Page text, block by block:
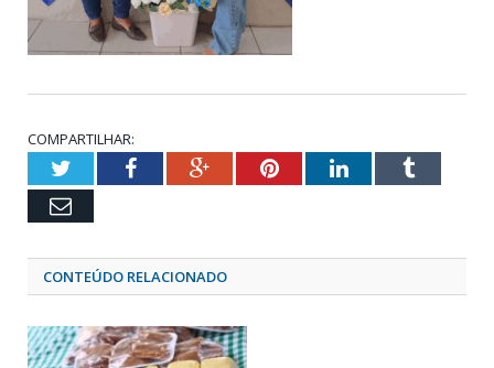
COMPARTILHAR:
TwitterFacebookGoogle+PinterestLinkedInTumblr
Email
CONTEÚDO RELACIONADO